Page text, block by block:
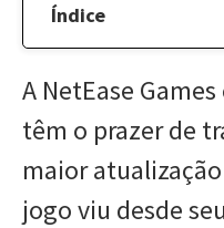
Índice
A NetEase
têm o prazer de
maior
jogo viu desde